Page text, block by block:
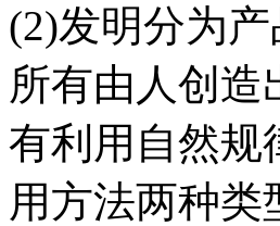
(2)发明分为
所有由人创
有利用自然规
用方法两种